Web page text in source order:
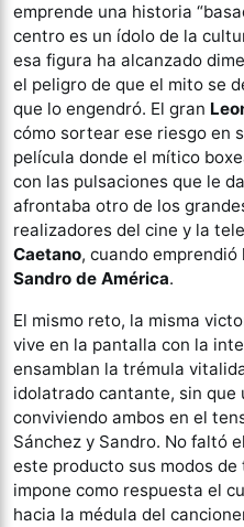
emprende una historia
centro es un ídolo de la
esa figura ha alcanzado
el peligro de que el mito se
que lo engendró. El gran
cómo sortear ese riesgo en
película donde el mítico
con las pulsaciones que le
afrontaba otro de los
realizadores del cine y la
Caetano, cuando
Sandro de América.
El mismo reto, la misma
vive en la pantalla con la
ensamblan la trémula
idolatrado cantante, sin
conviviendo ambos en el
Sánchez y Sandro. No faltó
este producto sus modos
impone como respuesta el
hacia la médula del